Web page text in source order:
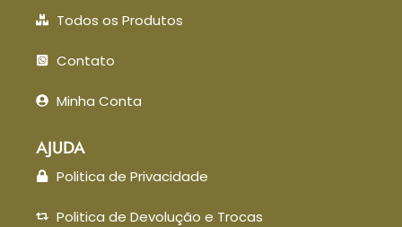
Todos os Produtos
Contato
Minha Conta
AJUDA
Politica de Privacidade
Politica de Devolução e Trocas